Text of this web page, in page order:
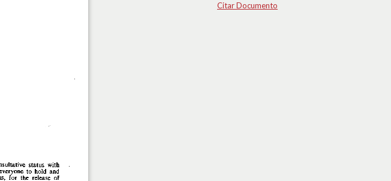
Citar Documento